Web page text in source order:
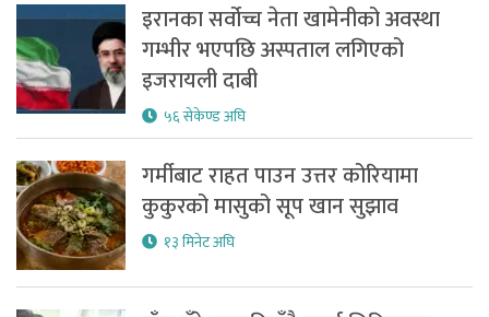
इरानका सर्वोच्च नेता खामेनीको अवस्था
गम्भीर भएपछि अस्पताल लगिएको
इजरायली दाबी
५६ सेकेण्ड अघि
गर्मीबाट राहत पाउन उत्तर कोरियामा
कुकुरको मासुको सूप खान सुझाव
१३ मिनेट अघि